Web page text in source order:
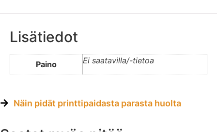
Lisätiedot
Paino Ei saatavilla/-tietoa
Näin pidät printtipaidasta parasta huolta